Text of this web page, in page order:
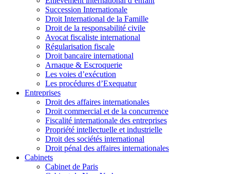
Succession Internationale
Droit International de la Famille
Droit de la responsabilité civile
Avocat fiscaliste international
Régularisation fiscale
Droit bancaire international
Arnaque & Escroquerie
Les voies d’exécution
Les procédures d’Exequatur
Entreprises
Droit des affaires internationales
Droit commercial et de la concurrence
Fiscalité internationale des entreprises
Propriété intellectuelle et industrielle
Droit des sociétés international
Droit pénal des affaires internationales
Cabinets
Cabinet de Paris